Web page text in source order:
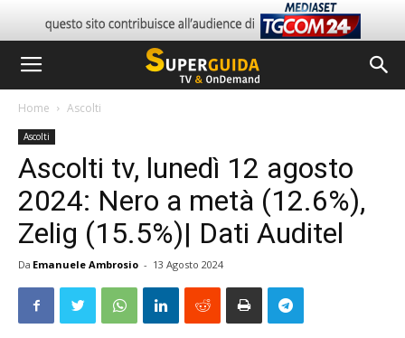
Home Ascolti
Ascolti
Ascolti tv, lunedì 12 agosto
2024: Nero a metà (12.6%),
Zelig (15.5%)| Dati Auditel
Da Emanuele Ambrosio - 13 Agosto 2024